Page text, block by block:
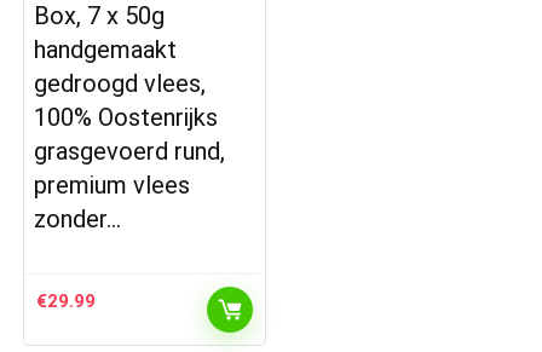
Box, 7 x 50g
handgemaakt
gedroogd vlees,
100% Oostenrijks
grasgevoerd rund,
premium vlees
zonder…
€29.99